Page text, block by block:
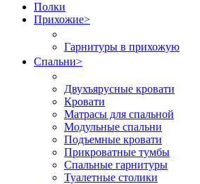
Полки
Прихожие>
Гарнитуры в прихожую
Спальни>
Двухъярусные кровати
Кровати
Матрасы для спальной
Модульные спальни
Подъемные кровати
Прикроватные тумбы
Спальные гарнитуры
Туалетные столики